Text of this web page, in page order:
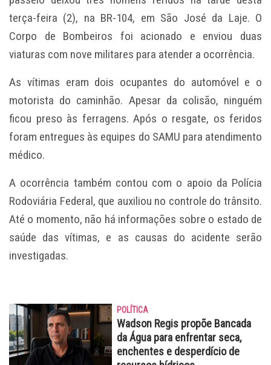
terça-feira (2), na BR-104, em São José da Laje. O
Corpo de Bombeiros foi acionado e enviou duas
viaturas com nove militares para atender a ocorrência.
As vítimas eram dois ocupantes do automóvel e o
motorista do caminhão. Apesar da colisão, ninguém
ficou preso às ferragens. Após o resgate, os feridos
foram entregues às equipes do SAMU para atendimento
médico.
A ocorrência também contou com o apoio da Polícia
Rodoviária Federal, que auxiliou no controle do trânsito.
Até o momento, não há informações sobre o estado de
saúde das vítimas, e as causas do acidente serão
investigadas.
POLÍTICA
Wadson Regis propõe Bancada
da Água para enfrentar seca,
enchentes e desperdício de